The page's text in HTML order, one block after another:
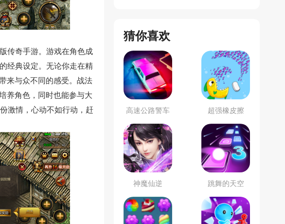
传奇手游。游戏在角色成
经典设定。无论你走在精
来与众不同的感受。战法
养角色，同时也能参与大
激情，心动不如行动，赶
猜你喜欢
高速公路警车
追击
超强橡皮擦
神魔仙逆 跳舞的天空